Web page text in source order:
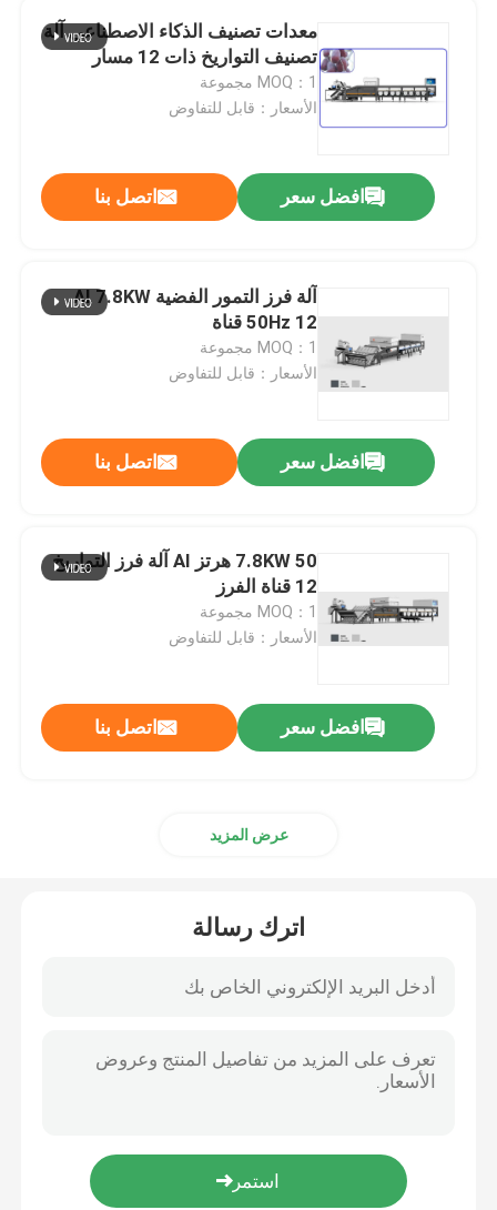
معدات تصنيف الذكاء الاصطناعي آلة
تصنيف التواريخ ذات 12 مسار
MOQ：1 مجموعة
الأسعار：قابل للتفاوض
افضل سعر اتصل بنا
آلة فرز التمور الفضية AI 7.8KW
50Hz 12 قناة
MOQ：1 مجموعة
الأسعار：قابل للتفاوض
افضل سعر اتصل بنا
7.8KW 50 هرتز AI آلة فرز التواريخ
12 قناة الفرز
MOQ：1 مجموعة
الأسعار：قابل للتفاوض
افضل سعر اتصل بنا
عرض المزيد
اترك رسالة